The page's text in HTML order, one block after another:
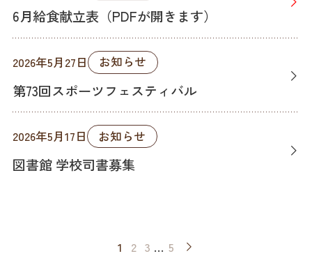
6月給食献立表（PDFが開きます）
2026年5月27日 お知らせ
第73回スポーツフェスティバル
2026年5月17日 お知らせ
図書館 学校司書募集
1 2 3 … 5